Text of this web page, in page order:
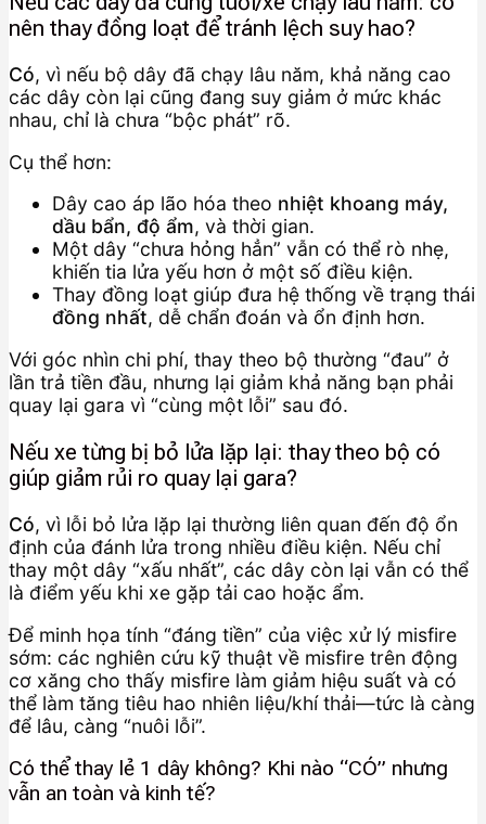
nên thay đồng loạt để tránh lệch suy hao?
Có, vì nếu bộ dây đã chạy lâu năm, khả năng cao
các dây còn lại cũng đang suy giảm ở mức khác
nhau, chỉ là chưa “bộc phát” rõ.
Cụ thể hơn:
Dây cao áp lão hóa theo nhiệt khoang máy,
dầu bẩn, độ ẩm, và thời gian.
Một dây “chưa hỏng hẳn” vẫn có thể rò nhẹ,
khiến tia lửa yếu hơn ở một số điều kiện.
Thay đồng loạt giúp đưa hệ thống về trạng thái
đồng nhất, dễ chẩn đoán và ổn định hơn.
Với góc nhìn chi phí, thay theo bộ thường “đau” ở
lần trả tiền đầu, nhưng lại giảm khả năng bạn phải
quay lại gara vì “cùng một lỗi” sau đó.
Nếu xe từng bị bỏ lửa lặp lại: thay theo bộ có
giúp giảm rủi ro quay lại gara?
Có, vì lỗi bỏ lửa lặp lại thường liên quan đến độ ổn
định của đánh lửa trong nhiều điều kiện. Nếu chỉ
thay một dây “xấu nhất”, các dây còn lại vẫn có thể
là điểm yếu khi xe gặp tải cao hoặc ẩm.
Để minh họa tính “đáng tiền” của việc xử lý misfire
sớm: các nghiên cứu kỹ thuật về misfire trên động
cơ xăng cho thấy misfire làm giảm hiệu suất và có
thể làm tăng tiêu hao nhiên liệu/khí thải—tức là càng
để lâu, càng “nuôi lỗi”.
Có thể thay lẻ 1 dây không? Khi nào “CÓ” nhưng
vẫn an toàn và kinh tế?